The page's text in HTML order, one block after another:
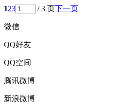
123 / 3 页下一页
微信
QQ好友
QQ空间
腾讯微博
新浪微博